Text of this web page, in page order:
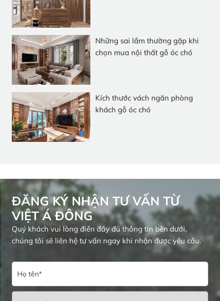
Những sai lầm thường gặp khi
chọn mua nội thất gỗ óc chó
Kích thước vách ngăn phòng
khách gỗ óc chó
ĐĂNG KÝ NHẬN TƯ VẤN TỪ
VIỆT Á ĐÔNG
Quý khách vui lòng điền đầy đủ thông tin bên dưới,
chúng tôi sẽ liên hệ tư vấn ngay khi nhận được yêu cầu.